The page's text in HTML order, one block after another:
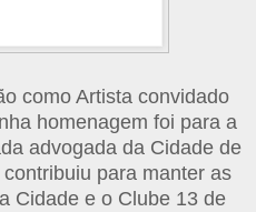
como Artista convidado
homenagem foi para a
advogada da Cidade de
para manter as
Cidade e o Clube 13 de